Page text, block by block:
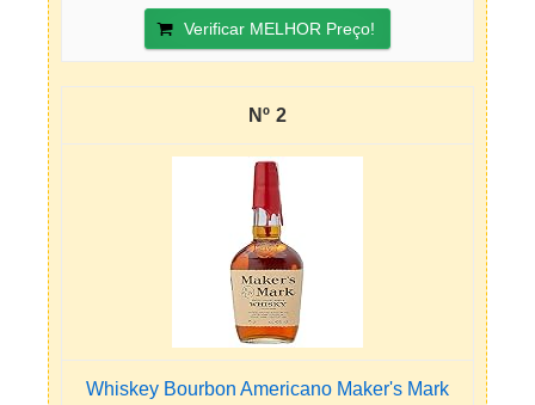
Verificar MELHOR Preço!
2
Whiskey Bourbon Americano Maker's Mark